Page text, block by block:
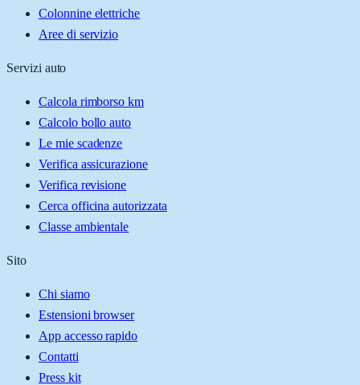
Colonnine elettriche
Aree di servizio
Servizi auto
Calcola rimborso km
Calcolo bollo auto
Le mie scadenze
Verifica assicurazione
Verifica revisione
Cerca officina autorizzata
Classe ambientale
Sito
Chi siamo
Estensioni browser
App accesso rapido
Contatti
Press kit